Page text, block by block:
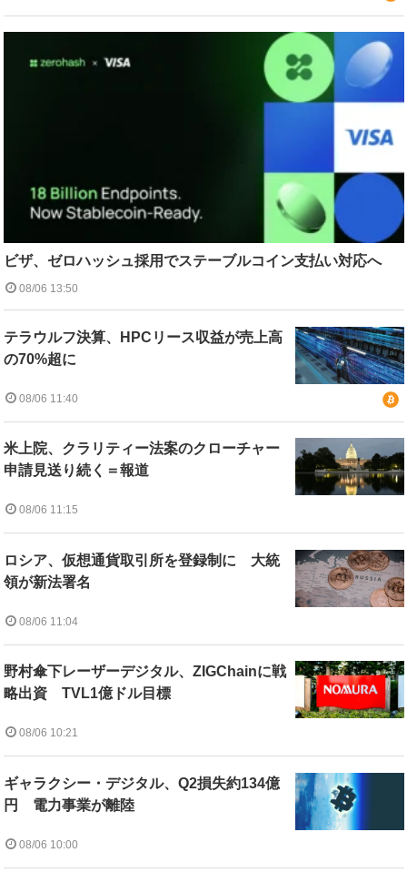
ビザ、ゼロハッシュ採用でステーブルコイン支払い対応へ
08/06 13:50
テラウルフ決算、HPCリース収益が売上高
の70%超に
08/06 11:40
米上院、クラリティー法案のクローチャー
申請見送り続く＝報道
08/06 11:15
ロシア、仮想通貨取引所を登録制に 大統
領が新法署名
08/06 11:04
野村傘下レーザーデジタル、ZIGChainに戦
略出資 TVL1億ドル目標
08/06 10:21
ギャラクシー・デジタル、Q2損失約134億
円 電力事業が離陸
08/06 10:00